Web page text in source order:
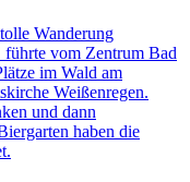
Wanderung
führte vom Zentrum Bad
im Wald am
Weißenregen.
und dann
haben die